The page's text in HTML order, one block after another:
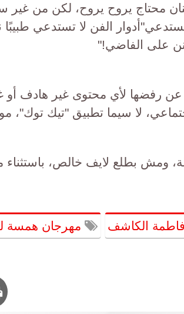
محتاج يروح يروح، لكن من غير
الفن لا تستدعي طبيبًا
على الفاضي!"
رفضها لأي محتوى غير هادف أو
لا سيما تطبيق "تيك توك"،
ومش بطلع لايف خالص،
فاطمة الكاشف مهرجان همسة